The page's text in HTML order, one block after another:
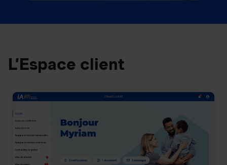
L’Espace client